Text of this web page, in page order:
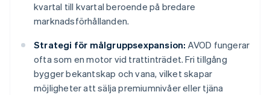
kvartal till kvartal beroende på bredare
marknadsförhållanden.
Strategi för målgruppsexpansion: AVOD fungerar
ofta som en motor vid trattinträdet. Fri tillgång
bygger bekantskap och vana, vilket skapar
möjligheter att sälja premiumnivåer eller tjäna